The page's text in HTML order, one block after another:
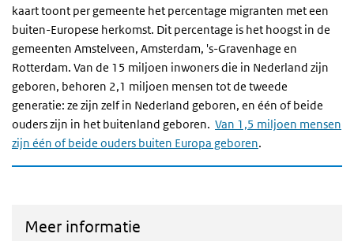
kaart toont per gemeente het percentage migranten met een
buiten-Europese herkomst. Dit percentage is het hoogst in de
gemeenten Amstelveen, Amsterdam, 's-Gravenhage en
Rotterdam. Van de 15 miljoen inwoners die in Nederland zijn
geboren, behoren 2,1 miljoen mensen tot de tweede
generatie: ze zijn zelf in Nederland geboren, en één of beide
ouders zijn in het buitenland geboren. Van 1,5 miljoen mensen
zijn één of beide ouders buiten Europa geboren.
Meer informatie